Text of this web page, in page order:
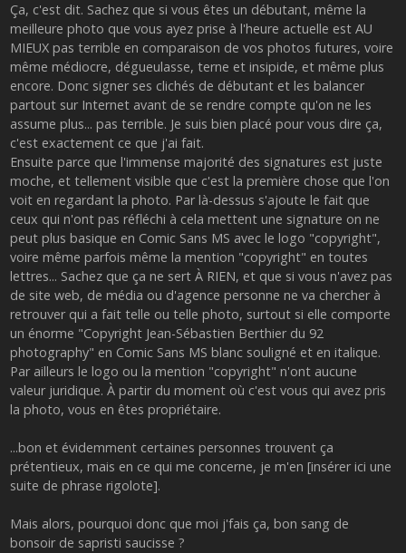
Ça, c'est dit. Sachez que si vous êtes un débutant, même la
meilleure photo que vous ayez prise à l'heure actuelle est AU
MIEUX pas terrible en comparaison de vos photos futures, voire
même médiocre, dégueulasse, terne et insipide, et même plus
encore. Donc signer ses clichés de débutant et les balancer
partout sur Internet avant de se rendre compte qu'on ne les
assume plus... pas terrible. Je suis bien placé pour vous dire ça,
c'est exactement ce que j'ai fait.
Ensuite parce que l'immense majorité des signatures est juste
moche, et tellement visible que c'est la première chose que l'on
voit en regardant la photo. Par là-dessus s'ajoute le fait que
ceux qui n'ont pas réfléchi à cela mettent une signature on ne
peut plus basique en Comic Sans MS avec le logo "copyright",
voire même parfois même la mention "copyright" en toutes
lettres... Sachez que ça ne sert À RIEN, et que si vous n'avez pas
de site web, de média ou d'agence personne ne va chercher à
retrouver qui a fait telle ou telle photo, surtout si elle comporte
un énorme "Copyright Jean-Sébastien Berthier du 92
photography" en Comic Sans MS blanc souligné et en italique.
Par ailleurs le logo ou la mention "copyright" n'ont aucune
valeur juridique. À partir du moment où c'est vous qui avez pris
la photo, vous en êtes propriétaire.
...bon et évidemment certaines personnes trouvent ça
prétentieux, mais en ce qui me concerne, je m'en [insérer ici une
suite de phrase rigolote].
Mais alors, pourquoi donc que moi j'fais ça, bon sang de
bonsoir de sapristi saucisse ?